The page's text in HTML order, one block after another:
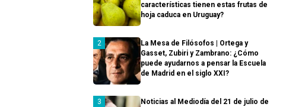
características tienen estas frutas de
hoja caduca en Uruguay?
La Mesa de Filósofos | Ortega y
Gasset, Zubiri y Zambrano: ¿Cómo
puede ayudarnos a pensar la Escuela
de Madrid en el siglo XXI?
Noticias al Mediodía del 21 de julio de